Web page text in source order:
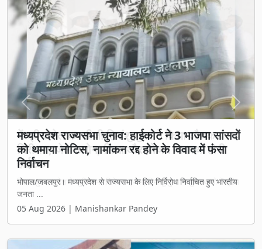
मध्यप्रदेश राज्यसभा चुनाव: हाईकोर्ट ने 3 भाजपा सांसदों
को थमाया नोटिस, नामांकन रद्द होने के विवाद में फंसा
निर्वाचन
भोपाल/जबलपुर। मध्यप्रदेश से राज्यसभा के लिए निर्विरोध निर्वाचित हुए भारतीय
जनता ...
05 Aug 2026 | Manishankar Pandey
Previous Next